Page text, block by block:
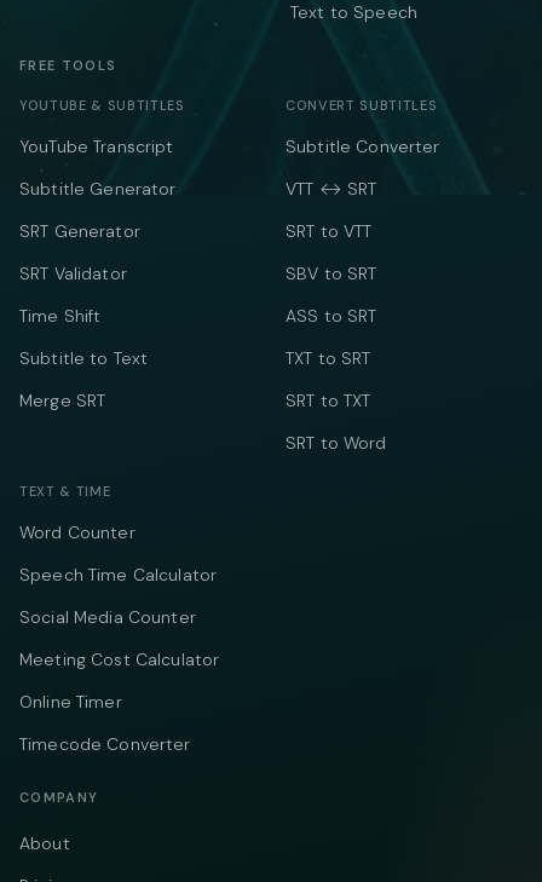
Text to Speech
FREE TOOLS
YOUTUBE & SUBTITLES
YouTube Transcript
Subtitle Generator
SRT Generator
SRT Validator
Time Shift
Subtitle to Text
Merge SRT
CONVERT SUBTITLES
Subtitle Converter
VTT ↔ SRT
SRT to VTT
SBV to SRT
ASS to SRT
TXT to SRT
SRT to TXT
SRT to Word
TEXT & TIME
Word Counter
Speech Time Calculator
Social Media Counter
Meeting Cost Calculator
Online Timer
Timecode Converter
COMPANY
About